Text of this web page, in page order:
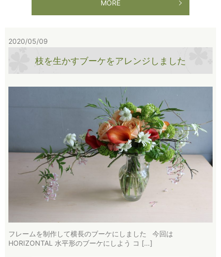
MORE
2020/05/09
枝を生かすブーケをアレンジしました
フレームを制作して横長のブーケにしました 今回は
HORIZONTAL 水平形のブーケにしよう コ […]